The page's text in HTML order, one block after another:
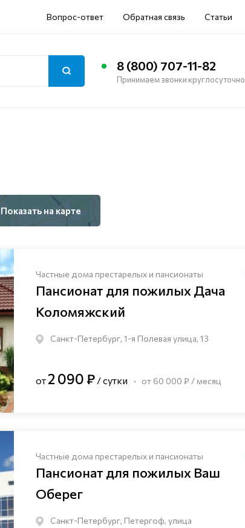
Вопрос-ответ Обратная связь Статьи
8 (800) 707-11-82
Принимаем звонки круглосуточно
Показать на карте
Частные дома престарелых и пансионаты
Пансионат для пожилых Дача
Коломяжский
Санкт-Петербург, 1-я Полевая улица, 13
от 2 090 ₽ / сутки от 60 000 ₽ / месяц
Частные дома престарелых и пансионаты
Пансионат для пожилых Ваш
Оберег
Санкт-Петербург, Петергоф, улица